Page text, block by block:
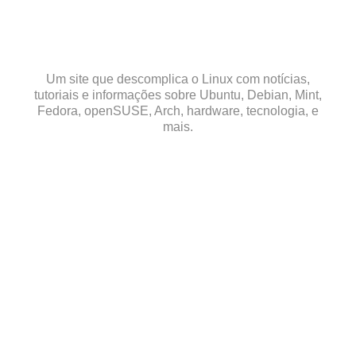
Um site que descomplica o Linux com notícias,
tutoriais e informações sobre Ubuntu, Debian, Mint,
Fedora, openSUSE, Arch, hardware, tecnologia, e
mais.